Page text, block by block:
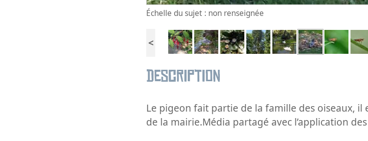
Échelle du sujet : non renseignée
<
Description
Le pigeon fait partie de la famille des oiseaux,
de la mairie.Média partagé avec l’application